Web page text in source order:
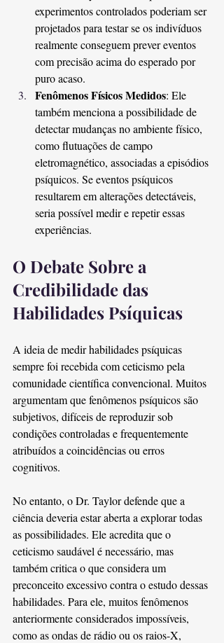
experimentos controlados poderiam ser
projetados para testar se os indivíduos
realmente conseguem prever eventos
com precisão acima do esperado por
puro acaso.
Fenômenos Físicos Medidos: Ele
também menciona a possibilidade de
detectar mudanças no ambiente físico,
como flutuações de campo
eletromagnético, associadas a episódios
psíquicos. Se eventos psíquicos
resultarem em alterações detectáveis,
seria possível medir e repetir essas
experiências.
O Debate Sobre a
Credibilidade das
Habilidades Psíquicas
A ideia de medir habilidades psíquicas
sempre foi recebida com ceticismo pela
comunidade científica convencional. Muitos
argumentam que fenômenos psíquicos são
subjetivos, difíceis de reproduzir sob
condições controladas e frequentemente
atribuídos a coincidências ou erros
cognitivos.
No entanto, o Dr. Taylor defende que a
ciência deveria estar aberta a explorar todas
as possibilidades. Ele acredita que o
ceticismo saudável é necessário, mas
também critica o que considera um
preconceito excessivo contra o estudo dessas
habilidades. Para ele, muitos fenômenos
anteriormente considerados impossíveis,
como as ondas de rádio ou os raios-X,